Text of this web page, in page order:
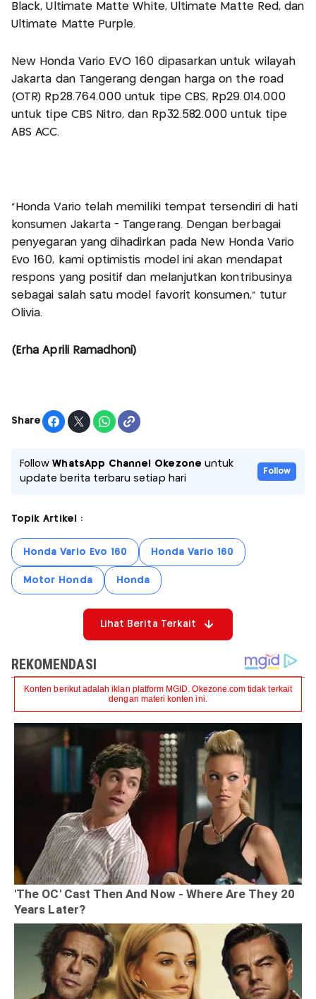
Black, Ultimate Matte White, Ultimate Matte Red, dan
Ultimate Matte Purple.
New Honda Vario EVO 160 dipasarkan untuk wilayah
Jakarta dan Tangerang dengan harga on the road
(OTR) Rp28.764.000 untuk tipe CBS, Rp29.014.000
untuk tipe CBS Nitro, dan Rp32.582.000 untuk tipe
ABS ACC.
“Honda Vario telah memiliki tempat tersendiri di hati
konsumen Jakarta - Tangerang. Dengan berbagai
penyegaran yang dihadirkan pada New Honda Vario
Evo 160, kami optimistis model ini akan mendapat
respons yang positif dan melanjutkan kontribusinya
sebagai salah satu model favorit konsumen," tutur
Olivia.
(Erha Aprili Ramadhoni)
Share
FollowWhatsApp Channel Okezone untuk
update berita terbaru setiap hari
Follow
Topik Artikel :
Honda Vario Evo 160 Honda Vario 160
Motor Honda Honda
Lihat Berita Terkait